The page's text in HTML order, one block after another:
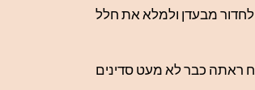
לחדור מבעדן ולמלא את חלל
ראתה כבר לא מעט סדינים